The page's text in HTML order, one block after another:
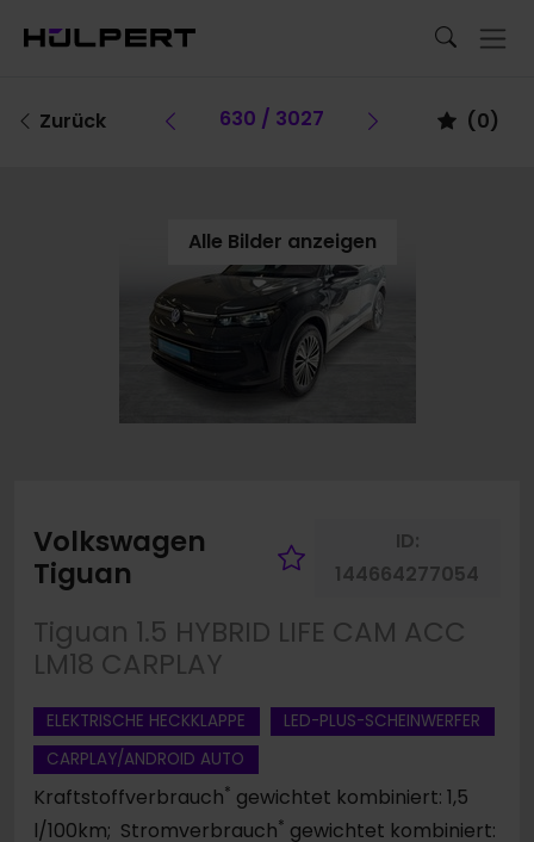
Zurück Vorheriges Fahrzeug
630 / 3027 Vorheriges
(0)
Alle Bilder anzeigen
Volkswagen
Tiguan
Fahrzeug
ID:
144664277054
Tiguan 1.5 HYBRID LIFE CAM ACC
LM18 CARPLAY
ELEKTRISCHE HECKKLAPPE
LED-PLUS-SCHEINWERFER
CARPLAY/ANDROID AUTO
Kraftstoffverbrauch* gewichtet kombiniert: 1,5
l/100km; Stromverbrauch* gewichtet kombiniert: